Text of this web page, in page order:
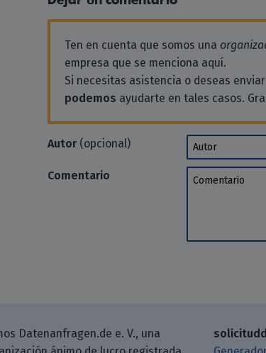
Ten en cuenta que somos una
empresa que se menciona aquí.
Si necesitas asistencia o deseas
podemos ayudarte en tales casos.
Autor(opcional) Autor
Comentario Comentario
Datenanfragen.de e. V., una